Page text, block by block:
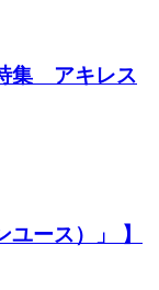
集 アキレス
ユース）」 】